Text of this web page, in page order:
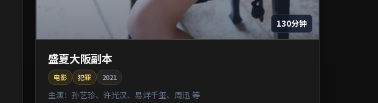
130分钟
盛夏大阪副本
电影 犯罪 2021
主演： 孙艺珍、许光汉、易烊千玺、周迅 等